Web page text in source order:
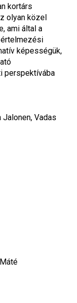
kortárs
olyan közel
ami által a
képességük,
perspektívába
Vadas